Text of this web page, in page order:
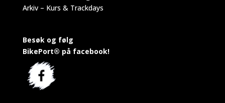
Arkiv – Kurs & Trackdays
Besøk og følg
BikePort® på facebook!